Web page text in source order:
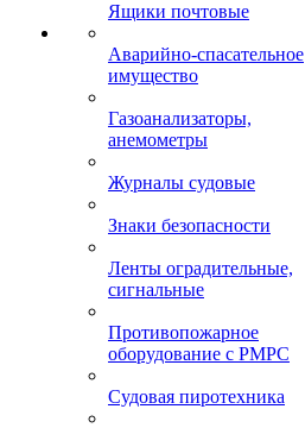
Ящики почтовые
Аварийно-спасательное
имущество
Газоанализаторы,
анемометры
Журналы судовые
Знаки безопасности
Ленты оградительные,
сигнальные
Противопожарное
оборудование с РМРС
Судовая пиротехника